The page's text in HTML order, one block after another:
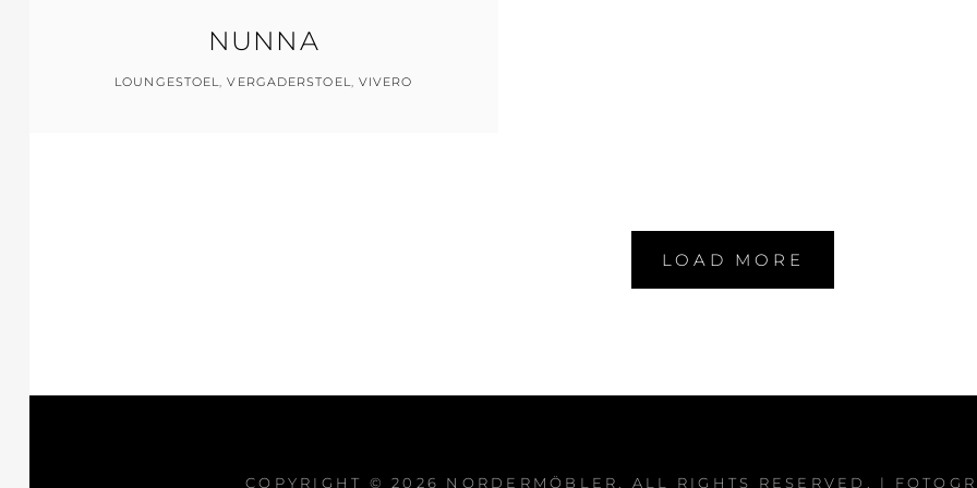
NUNNA
LOUNGESTOEL,VERGADERSTOEL, VIVERO
LOAD MORE
COPYRIGHT © 2026 NORDERMÖBLER . ALL RIGHTS RESERVED. |